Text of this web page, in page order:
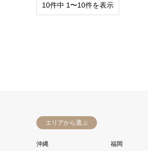
10件中 1〜10件を表示
エリアから選ぶ
沖縄 福岡